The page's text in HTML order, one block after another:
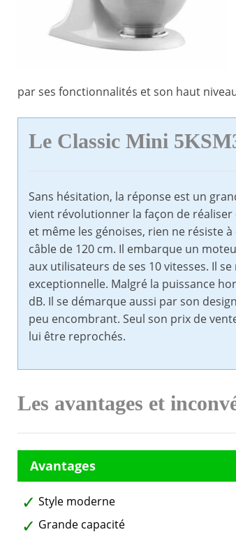
par ses fonctionnalités et son haut
Le Classic Mini
Sans hésitation, la réponse est un
vient révolutionner la façon de réaliser
et même les génoises, rien ne résiste
câble de 120 cm. Il embarque un
aux utilisateurs de ses 10 vitesses. Il
exceptionnelle. Malgré la puissance
dB. Il se démarque aussi par son
peu encombrant. Seul son prix de
lui être reprochés.
Les avantages et
Style moderne
Grande capacité